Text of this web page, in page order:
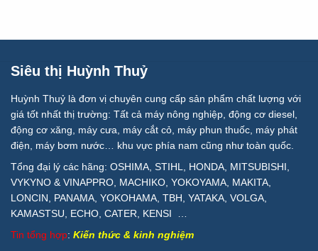
Siêu thị Huỳnh Thuỷ
Huỳnh Thuỷ là đơn vị chuyên cung cấp sản phẩm chất lượng với
giá tốt nhất thị trường: Tất cả máy nông nghiệp, động cơ diesel,
động cơ xăng, máy cưa, máy cắt cỏ, máy phun thuốc, máy phát
điện, máy bơm nước… khu vực phía nam cũng như toàn quốc.
Tổng đại lý các hãng: OSHIMA, STIHL, HONDA, MITSUBISHI,
VYKYNO & VINAPPRO, MACHIKO, YOKOYAMA, MAKITA,
LONCIN, PANAMA, YOKOHAMA, TBH, YATAKA, VOLGA,
KAMASTSU, ECHO, CATER, KENSI …
Tin tổng hợp: Kiến thức & kinh nghiệm